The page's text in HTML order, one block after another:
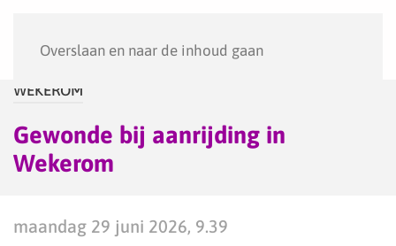
Overslaan en naar de inhoud gaan
WEKEROM
Gewonde bij aanrijding in
Wekerom
maandag 29 juni 2026, 9.39